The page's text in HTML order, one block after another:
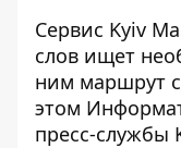
Сервис Kyiv
слов ищет
ним маршрут
этом
пресс-службы